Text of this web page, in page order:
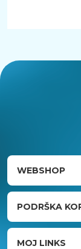
WEBSHOP
PODRŠKA
MOJ LINKS